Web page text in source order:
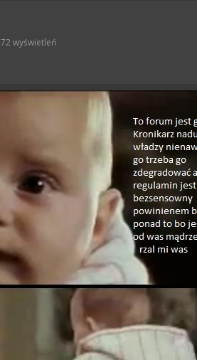
wyświetleń